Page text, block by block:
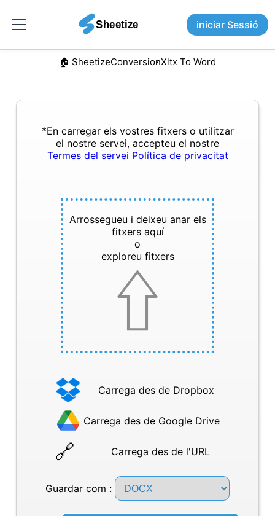
iniciar Sessió
🏠︎ SheetizeConversionXltx To Word
*En carregar els vostres fitxers o utilitzar
el nostre servei, accepteu el nostre
Termes del servei Política de privacitat
Arrossegueu i deixeu anar els
fitxers aquí
o
exploreu fitxers
Carrega des de Dropbox
Carrega des de Google Drive
Carrega des de l'URL
Guardar com :